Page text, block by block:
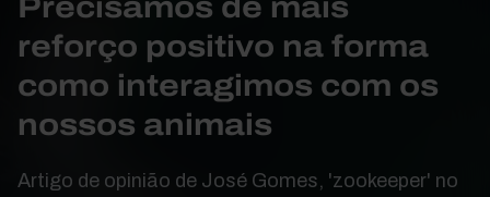
Precisamos de mais
reforço positivo na forma
como interagimos com os
nossos animais
Artigo de opinião de José Gomes, 'zookeeper' no